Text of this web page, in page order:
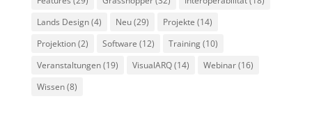
Lands Design(4) Neu(29) Projekte (14)
Projektion(2) Software (12) Training(10)
Veranstaltungen(19) VisualARQ(14) Webinar(16)
Wissen(8)